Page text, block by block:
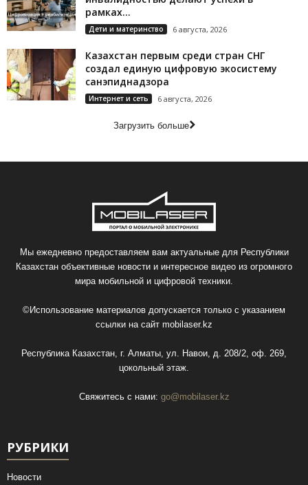
рамках...
Дети и материнство 6 августа, 2026
Казахстан первым среди стран СНГ
создал единую цифровую экосистему
санэпиднадзора
Интернет и сеть 6 августа, 2026
Загрузить больше
Мы ежедневно предоставляем вам актуальные для Республики
Казахстан объективные новости и интересное видео из огромного
мира мобильной и цифровой техники.
©Использование материалов допускается только с указанием
ссылки на сайт mobilaser.kz
Республика Казахстан, г. Алматы, ул. Навои, д. 208/2, оф. 269,
цокольный этаж.
Свяжитесь с нами: go@mobilaser.kz
РУБРИКИ
Новости